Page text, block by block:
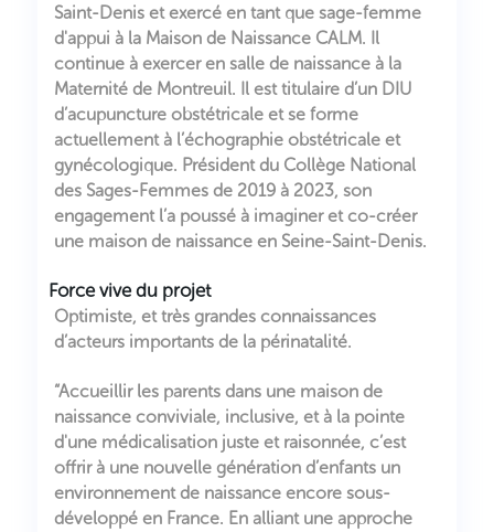
Saint-Denis et exercé en tant que sage-femme
d'appui à la Maison de Naissance CALM. Il
continue à exercer en salle de naissance à la
Maternité de Montreuil. Il est titulaire d’un DIU
d’acupuncture obstétricale et se forme
actuellement à l’échographie obstétricale et
gynécologique. Président du Collège National
des Sages-Femmes de 2019 à 2023, son
engagement l’a poussé à imaginer et co-créer
une maison de naissance en Seine-Saint-Denis.
Force vive du projet
Optimiste, et très grandes connaissances
d’acteurs importants de la périnatalité.
“Accueillir les parents dans une maison de
naissance conviviale, inclusive, et à la pointe
d'une médicalisation juste et raisonnée, c’est
offrir à une nouvelle génération d’enfants un
environnement de naissance encore sous-
développé en France. En alliant une approche